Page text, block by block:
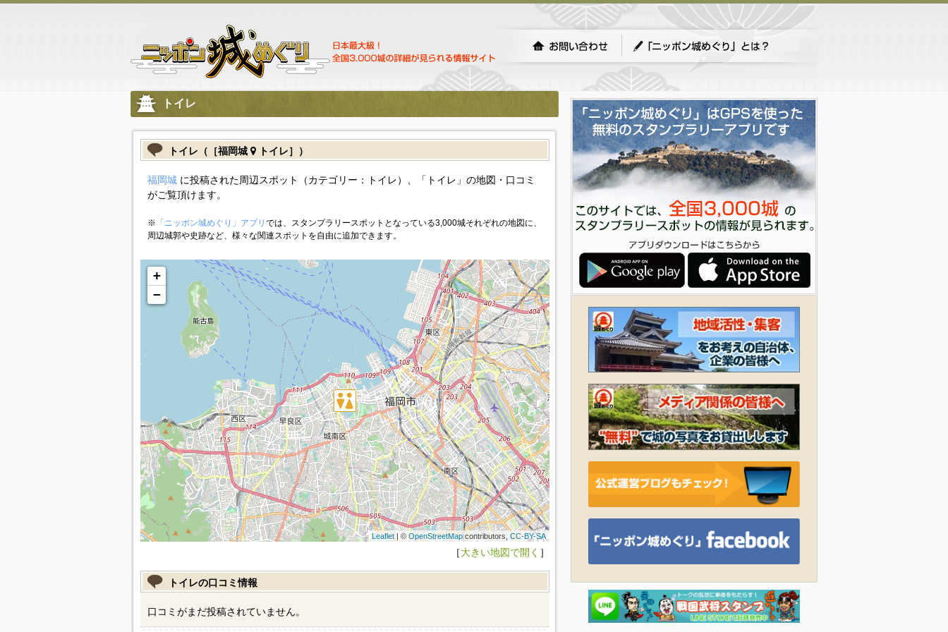
トイレ
トイレ（［福岡城 トイレ］）
福岡城に投稿された周辺スポット（カテゴリー：トイレ）、「トイレ」の地図・口コミ
がご覧頂けます。
※ 「ニッポン城めぐり」アプリ では、スタンプラリースポットとなっている3,000城それぞれの地図に、
周辺城郭や史跡など、様々な関連スポットを自由に追加できます。
+
−
Leaflet| ©OpenStreetMapcontributors, CC-BY-SA
［大きい地図で開く ］
トイレの口コミ情報
口コミがまだ投稿されていません。